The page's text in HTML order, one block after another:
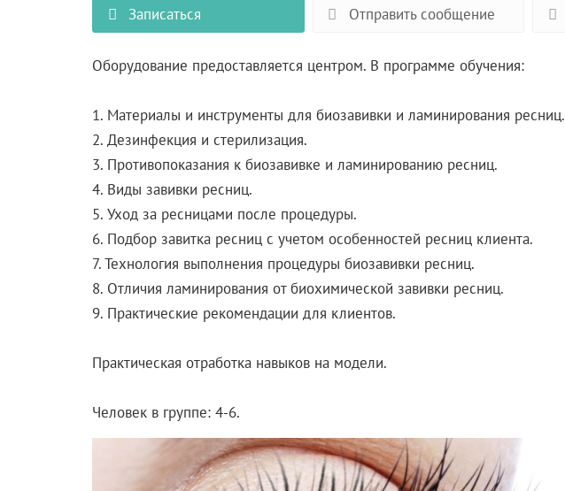
Записаться Отправить сообщение
Оборудование предоставляется центром. В программе обучения:
1. Материалы и инструменты для биозавивки и ламинирования ресниц.
2. Дезинфекция и стерилизация.
3. Противопоказания к биозавивке и ламинированию ресниц.
4. Виды завивки ресниц.
5. Уход за ресницами после процедуры.
6. Подбор завитка ресниц с учетом особенностей ресниц клиента.
7. Технология выполнения процедуры биозавивки ресниц.
8. Отличия ламинирования от биохимической завивки ресниц.
9. Практические рекомендации для клиентов.
Практическая отработка навыков на модели.
Человек в группе: 4-6.